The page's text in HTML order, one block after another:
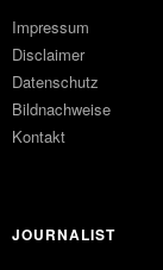
Impressum
Disclaimer
Datenschutz
Bildnachweise
Kontakt
JOURNALIST